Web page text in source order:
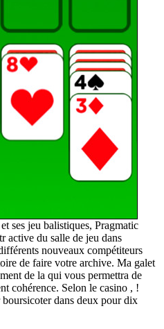
ses jeu balistiques, Pragmatic
active du salle de jeu dans
nouveaux compétiteurs
de faire votre archive. Ma galet
de la qui vous permettra de
cohérence. Selon le casino , !
dans deux pour dix